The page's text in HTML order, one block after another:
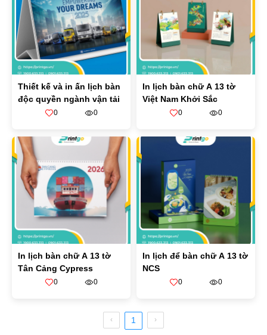
Thiết kế và in ấn lịch bàn
độc quyền ngành vận tải
0 0
In lịch bàn chữ A 13 tờ
Việt Nam Khởi Sắc
0 0
In lịch bàn chữ A 13 tờ
Tân Cảng Cypress
0 0
In lịch để bàn chữ A 13 tờ
NCS
0 0
1